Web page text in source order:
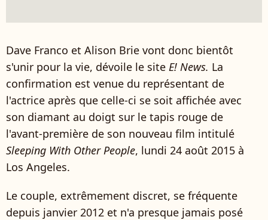
Dave Franco et Alison Brie vont donc bientôt
s'unir pour la vie, dévoile le site E! News. La
confirmation est venue du représentant de
l'actrice après que celle-ci se soit affichée avec
son diamant au doigt sur le tapis rouge de
l'avant-première de son nouveau film intitulé
Sleeping With Other People, lundi 24 août 2015 à
Los Angeles.
Le couple, extrêmement discret, se fréquente
depuis janvier 2012 et n'a presque jamais posé